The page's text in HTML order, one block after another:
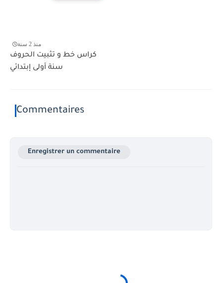
منذ 2 سنة
كراس خط و تثبيت الحروف
سنة أولى إبتدائي
Commentaires
Enregistrer un commentaire